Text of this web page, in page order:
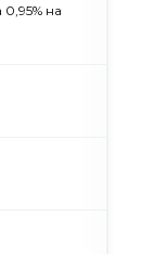
0,95% на